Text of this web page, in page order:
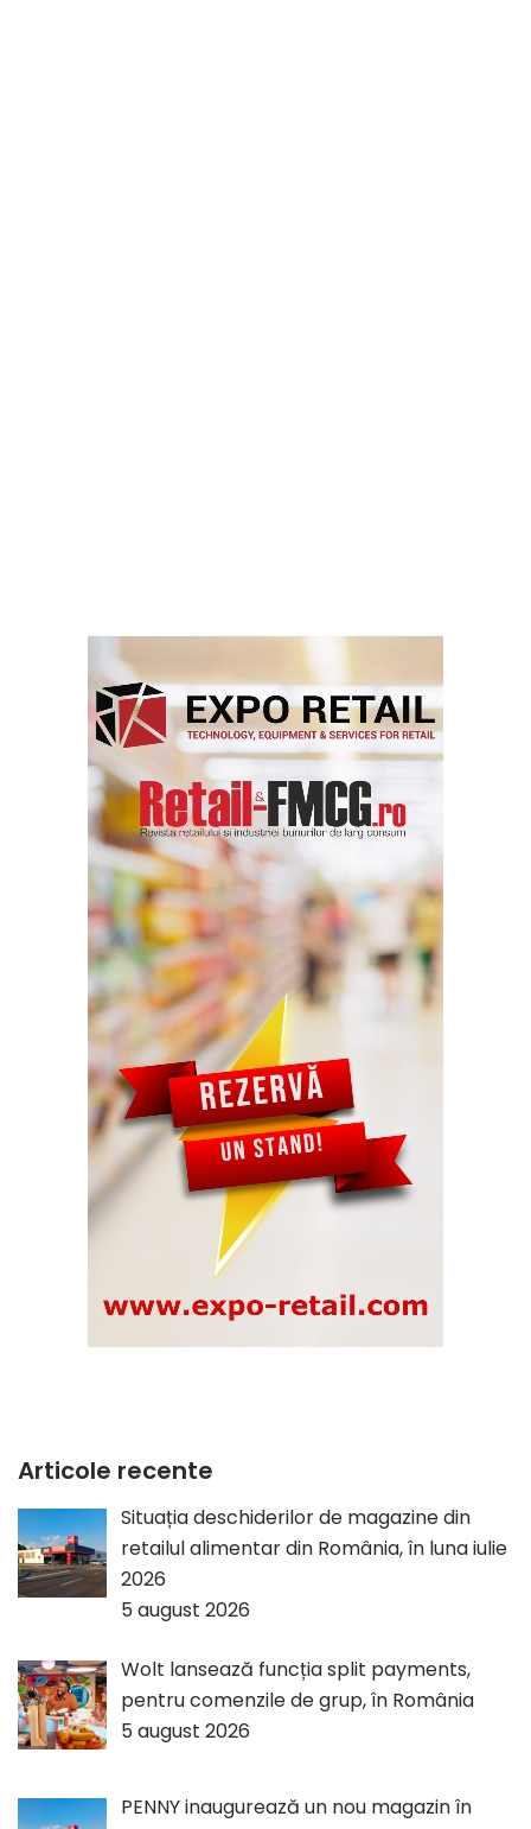
Articole recente
Situația deschiderilor de magazine din
retailul alimentar din România, în luna iulie
2026
5 august 2026
Wolt lansează funcția split payments,
pentru comenzile de grup, în România
5 august 2026
PENNY inaugurează un nou magazin în